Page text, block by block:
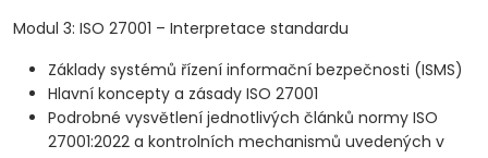
Modul 3: ISO 27001 – Interpretace standardu
Základy systémů řízení informační bezpečnosti (ISMS)
Hlavní koncepty a zásady ISO 27001
Podrobné vysvětlení jednotlivých článků normy ISO
27001:2022 a kontrolních mechanismů uvedených v